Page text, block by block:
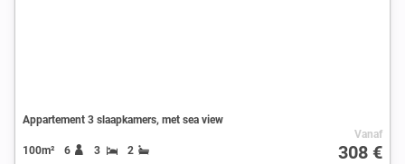
Appartement 3 slaapkamers, met sea view
100m² 6 3
2
Vanaf
308 €